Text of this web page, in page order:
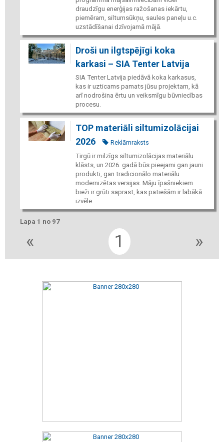
draudzīgu enerģijas ražošanas iekārtu,
piemēram, siltumsūkņu, saules paneļu u.c.
uzstādīšanai dzīvojamā mājā.
Droši un ilgtspējīgi koka
karkasi – SIA Tenter Latvija
SIA Tenter Latvija piedāvā koka karkasus,
kas ir uzticams pamats jūsu projektam, kā
arī nodrošina ērtu un veiksmīgu būvniecības
procesu.
TOP materiāli siltumizolācijai
2026
Reklāmraksts
Tirgū ir milzīgs siltumizolācijas materiālu
klāsts, un 2026. gadā būs pieejami gan jauni
produkti, gan tradicionālo materiālu
modernizētas versijas. Māju īpašniekiem
bieži ir grūti saprast, kas patiešām ir labākā
izvēle.
Lapa 1 no 97
« 1 »